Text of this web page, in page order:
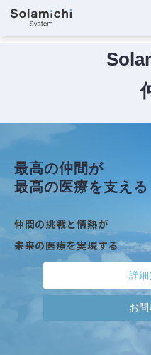
ソ
最高の仲間が
最高の医療を支える
仲間の挑戦と情熱が
未来の医療を実現する
詳細
お